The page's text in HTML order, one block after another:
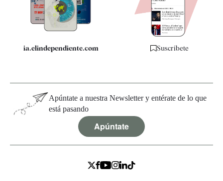
Especificaciones
ia.elindependiente.com Suscríbete
Apúntate a nuestra Newsletter y entérate de lo que
está pasando
Apúntate